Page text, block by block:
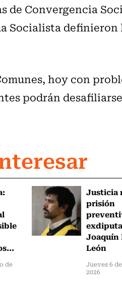
de Convergencia
Socialista
hoy con
podrán
de
Justicia
prisión
Joaquín
León
Jueves 6
2026